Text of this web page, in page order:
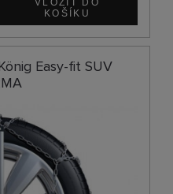
Easy-fit SUV